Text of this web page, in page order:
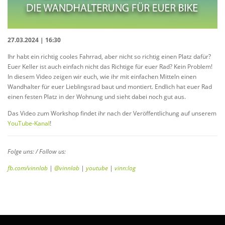
27.03.2024 | 16:30
Ihr habt ein richtig cooles Fahrrad, aber nicht so richtig einen Platz dafür?
Euer Keller ist auch einfach nicht das Richtige für euer Rad? Kein Problem!
In diesem Video zeigen wir euch, wie ihr mit einfachen Mitteln einen
Wandhalter für euer Lieblingsrad baut und montiert. Endlich hat euer Rad
einen festen Platz in der Wohnung und sieht dabei noch gut aus.
Das Video zum Workshop findet ihr nach der Veröffentlichung auf unserem
YouTube-Kanal!
Folge uns: / Follow us:
fb.com/vinnlab | @vinnlab | youtube | vinn:log